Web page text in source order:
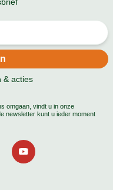
& acties
omgaan, vindt u in onze
newsletter kunt u ieder moment